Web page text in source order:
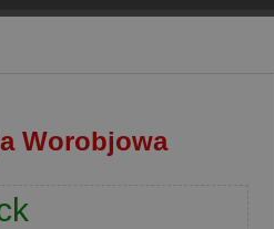
Worobjowa